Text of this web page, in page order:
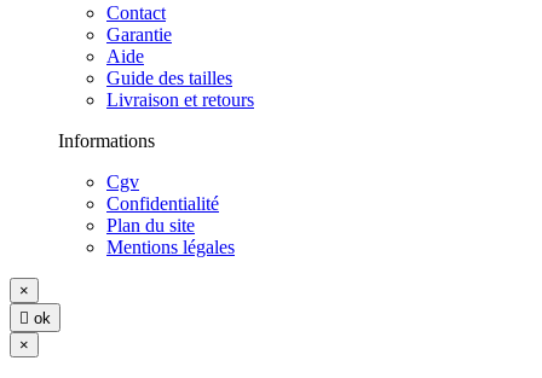
Contact
Garantie
Aide
Guide des tailles
Livraison et retours
Informations
Cgv
Confidentialité
Plan du site
Mentions légales
×
 ok
×